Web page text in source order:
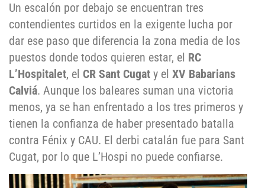
Un escalón por debajo se encuentran tres
contendientes curtidos en la exigente lucha por
dar ese paso que diferencia la zona media de los
puestos donde todos quieren estar, el RC
L’Hospitalet, el CR Sant Cugat y el XV Babarians
Calviá. Aunque los baleares suman una victoria
menos, ya se han enfrentado a los tres primeros y
tienen la confianza de haber presentado batalla
contra Fénix y CAU. El derbi catalán fue para Sant
Cugat, por lo que L’Hospi no puede confiarse.